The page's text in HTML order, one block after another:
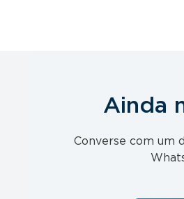
Ainda
Converse com um